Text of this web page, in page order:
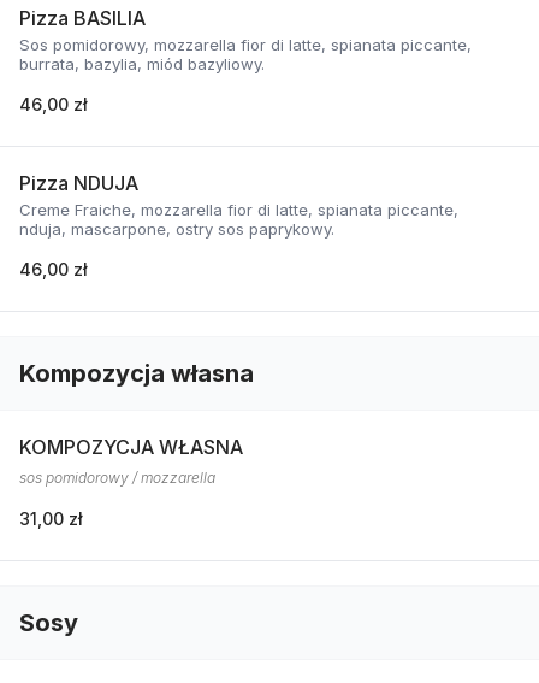
Pizza BASILIA
Sos pomidorowy, mozzarella fior di latte, spianata piccante,
burrata, bazylia, miód bazyliowy.
46,00 zł
Pizza NDUJA
Creme Fraiche, mozzarella fior di latte, spianata piccante,
nduja, mascarpone, ostry sos paprykowy.
46,00 zł
Kompozycja własna
KOMPOZYCJA WŁASNA
sos pomidorowy / mozzarella
31,00 zł
Sosy